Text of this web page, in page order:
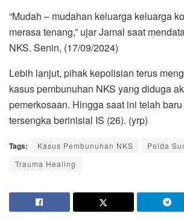
“Mudah – mudahan keluarga keluarga
merasa tenang,” ujar Jamal saat
NKS. Senin, (17/09/2024)
Lebih lanjut, pihak kepolisian terus
kasus pembunuhan NKS yang diduga
pemerkosaan. Hingga saat ini telah
tersengka berinisial IS (26). (yrp)
Tags: Kasus Pembunuhan NKS
Polda
Trauma Healing